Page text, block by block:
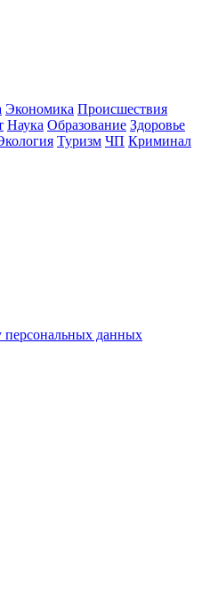
Экономика Происшествия
Наука Образование Здоровье
Туризм ЧП Криминал
персональных данных